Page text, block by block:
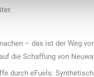
– das ist der Weg
die Schaffung von
durch eFuels: